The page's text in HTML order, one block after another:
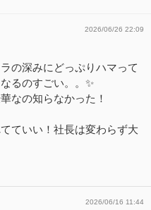
2026/06/26 22:09
の深みにどっぷりハマって
るのすごい。。✨
なの知らなかった！
ていい！社長は変わらず大
2026/06/16 11:44